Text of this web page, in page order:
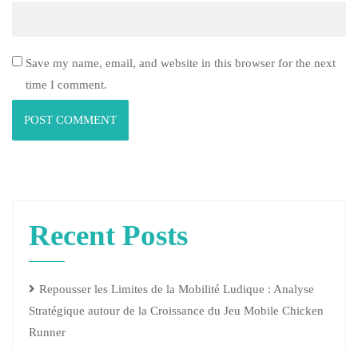
Save my name, email, and website in this browser for the next
time I comment.
Recent Posts
Repousser les Limites de la Mobilité Ludique : Analyse
Stratégique autour de la Croissance du Jeu Mobile Chicken
Runner